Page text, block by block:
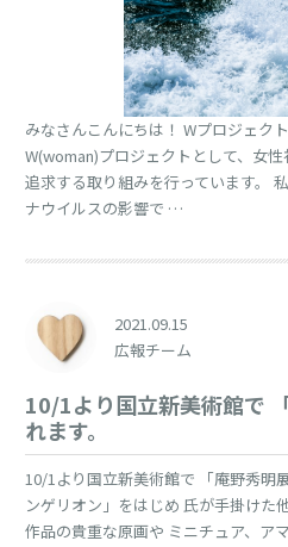
みなさんこんにちは！ Wプロジェク
W(woman)プロジェクトとして、女
追求する取り組みを行っています。
ナウイルスの影響で …
2021.09.15
広報チーム
10/1より国立新美術館で
れます。
10/1より国立新美術館で 「庵野秀明
ンゲリオン」をはじめ 氏が手掛けた
作品の貴重な原画や ミニチュア、ア